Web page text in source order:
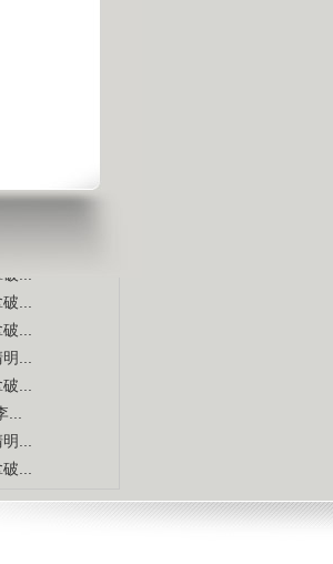
...
...
...
...
...
...
...